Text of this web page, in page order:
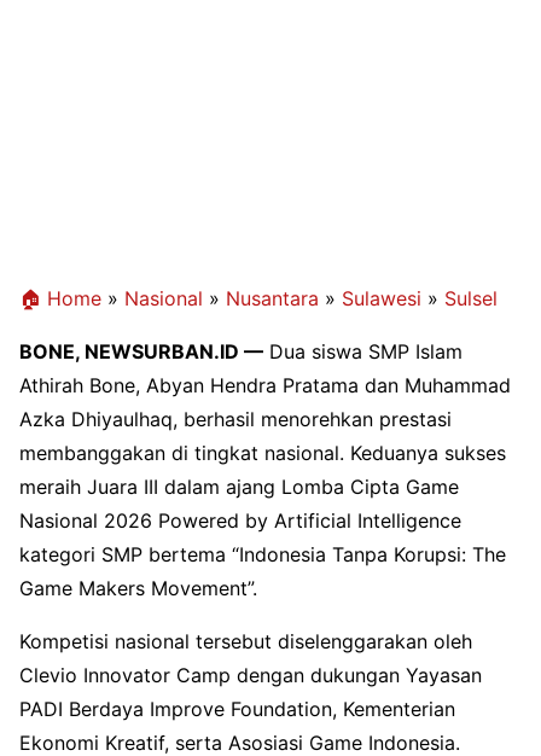
🏠 Home » Nasional » Nusantara » Sulawesi » Sulsel
BONE, NEWSURBAN.ID — Dua siswa SMP Islam
Athirah Bone, Abyan Hendra Pratama dan Muhammad
Azka Dhiyaulhaq, berhasil menorehkan prestasi
membanggakan di tingkat nasional. Keduanya sukses
meraih Juara III dalam ajang Lomba Cipta Game
Nasional 2026 Powered by Artificial Intelligence
kategori SMP bertema “Indonesia Tanpa Korupsi: The
Game Makers Movement”.
Kompetisi nasional tersebut diselenggarakan oleh
Clevio Innovator Camp dengan dukungan Yayasan
PADI Berdaya Improve Foundation, Kementerian
Ekonomi Kreatif, serta Asosiasi Game Indonesia.